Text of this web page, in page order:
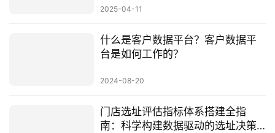
2025-04-11
什么是客户数据平台？客户数据平
台是如何工作的？
2024-08-20
门店选址评估指标体系搭建全指
南：科学构建数据驱动的选址决策